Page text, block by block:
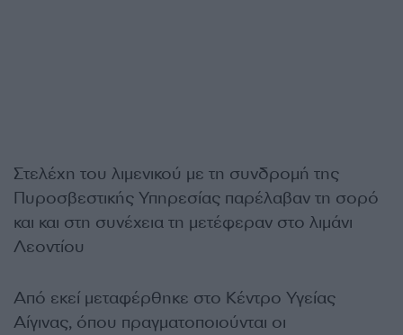
Στελέχη του λιμενικού με τη συνδρομή της
Πυροσβεστικής Υπηρεσίας παρέλαβαν τη σορό
και και στη συνέχεια τη μετέφεραν στο λιμάνι
Λεοντίου
Από εκεί μεταφέρθηκε στο Κέντρο Υγείας
Αίγινας, όπου πραγματοποιούνται οι